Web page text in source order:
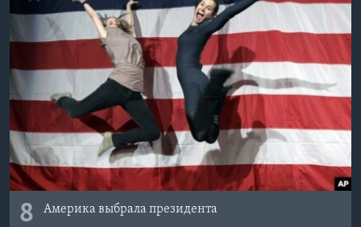
8 Америка выбрала президента